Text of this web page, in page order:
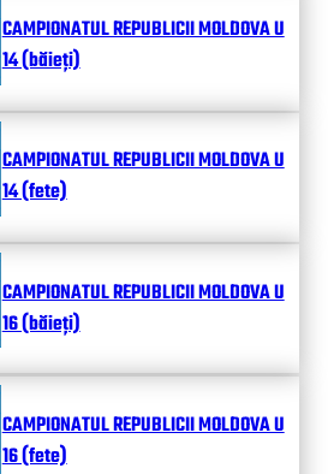
CAMPIONATUL REPUBLICII MOLDOVA U
14 (băieți)
CAMPIONATUL REPUBLICII MOLDOVA U
14 (fete)
CAMPIONATUL REPUBLICII MOLDOVA U
16 (băieți)
CAMPIONATUL REPUBLICII MOLDOVA U
16 (fete)